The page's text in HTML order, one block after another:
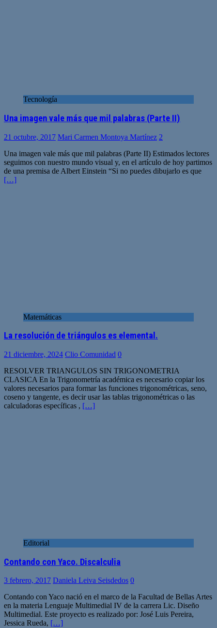
Tecnología
Una imagen vale más que mil palabras (Parte II)
21 octubre, 2017 Mari Carmen Montoya Martínez 2
Una imagen vale más que mil palabras (Parte II) Estimados lectores
seguimos con nuestro mundo visual y, en el artículo de hoy partimos
de una premisa de Albert Einstein “Si no puedes dibujarlo es que
[…]
Matemáticas
La resolución de triángulos es elemental.
21 diciembre, 2024 Clio Comunidad 0
RESOLVER TRIANGULOS SIN TRIGONOMETRIA
CLASICA En la Trigonometría académica es necesario copiar los
valores necesarios para formar las funciones trigonométricas, seno,
coseno y tangente, es decir usar las tablas trigonométricas o las
calculadoras específicas , […]
Editorial
Contando con Yaco. Discalculia
3 febrero, 2017 Daniela Leiva Seisdedos 0
Contando con Yaco nació en el marco de la Facultad de Bellas Artes
en la materia Lenguaje Multimedial IV de la carrera Lic. Diseño
Multimedial. Este proyecto es realizado por: José Luis Pereira,
Jessica Rueda, […]